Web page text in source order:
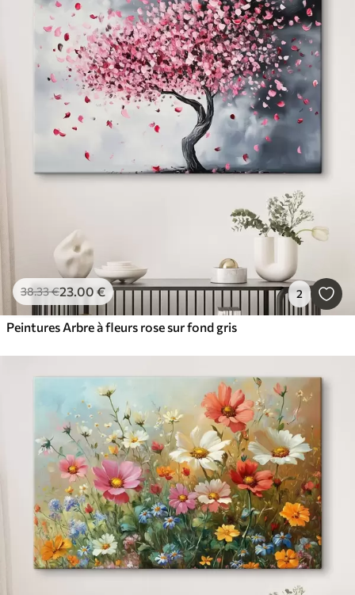
Roze
Populaire schilderijen
Les plus populaires
Réinitialiser tous les filtres
38.33€23.00 € 2
Peintures Arbre à fleurs rose sur fond gris